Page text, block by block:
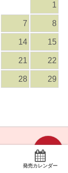
1
7 8
14 15
21 22
28 29
発売カレンダー